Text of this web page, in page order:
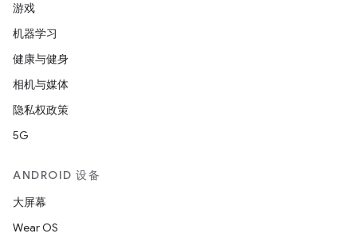
游戏
机器学习
健康与健身
相机与媒体
隐私权政策
5G
ANDROID 设备
大屏幕
Wear OS